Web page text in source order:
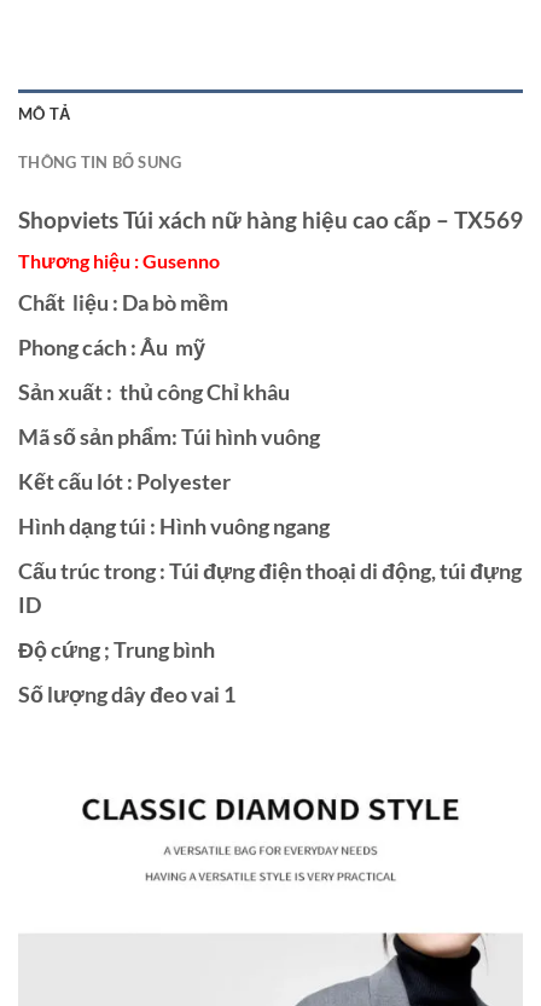
MÔ TẢ
THÔNG TIN BỔ SUNG
Shopviets Túi xách nữ hàng hiệu cao cấp – TX569
Thương hiệu : Gusenno
Chất liệu : Da bò mềm
Phong cách : Âu mỹ
Sản xuất : thủ công Chỉ khâu
Mã số sản phẩm: Túi hình vuông
Kết cấu lót : Polyester
Hình dạng túi : Hình vuông ngang
Cấu trúc trong : Túi đựng điện thoại di động, túi đựng
ID
Độ cứng ; Trung bình
Số lượng dây đeo vai 1